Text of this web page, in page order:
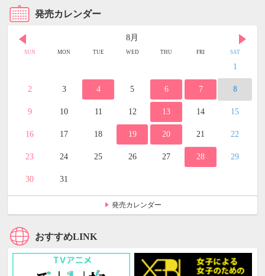
発売カレンダー
8月
SUN MON TUE WED THU FRI SAT
1
2 3 4 5 6 7 8
9 10 11 12 13 14 15
16 17 18 19 20 21 22
23 24 25 26 27 28 29
30 31
発売カレンダー
おすすめLINK